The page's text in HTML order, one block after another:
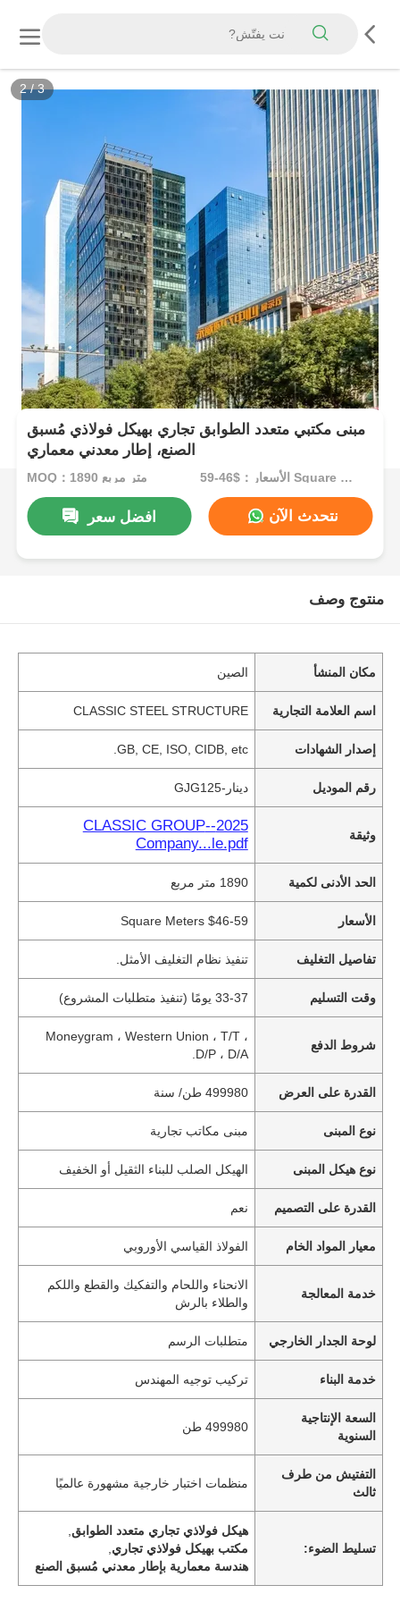
2/3
مبنى مكتبي متعدد الطوابق تجاري بهيكل فولاذي مُسبق
الصنع، إطار معدني معماري
MOQ：1890 متر مربع الأسعار：$46-59 Square Meters
افضل سعر نتحدث الآن
منتوج وصف
مكان المنشأ الصين
اسم العلامة التجارية CLASSIC STEEL STRUCTURE
إصدار الشهادات GB, CE, ISO, CIDB, etc.
رقم الموديل دينار-GJG125
وثيقة
2025--CLASSIC GROUP
Company...le.pdf
الحد الأدنى لكمية 1890 متر مربع
الأسعار $46-59 Square Meters
تفاصيل التغليف تنفيذ نظام التغليف الأمثل.
وقت التسليم 33-37 يومًا (تنفيذ متطلبات المشروع)
شروط الدفع
Moneygram ، Western Union ، T/T ،
D/P ، D/A.
القدرة على العرض 499980 طن/ سنة
نوع المبنى مبنى مكاتب تجارية
نوع هيكل المبنى الهيكل الصلب للبناء الثقيل أو الخفيف
القدرة على التصميم نعم
معيار المواد الخام الفولاذ القياسي الأوروبي
خدمة المعالجة
الانحناء واللحام والتفكيك والقطع واللكم
والطلاء بالرش
لوحة الجدار الخارجي متطلبات الرسم
خدمة البناء تركيب توجيه المهندس
السعة الإنتاجية
السنوية
499980 طن
التفتيش من طرف
ثالث
منظمات اختبار خارجية مشهورة عالميًا
تسليط الضوء:
هيكل فولاذي تجاري متعدد الطوابق
مكتب بهيكل فولاذي تجاري
هندسة معمارية بإطار معدني مُسبق الصنع